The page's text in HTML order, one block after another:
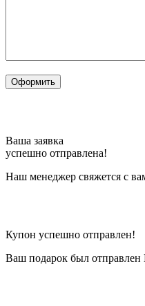
Ваша заявка
успешно отправлена!
Наш менеджер свяжется с
Купон успешно отправлен!
Ваш подарок был